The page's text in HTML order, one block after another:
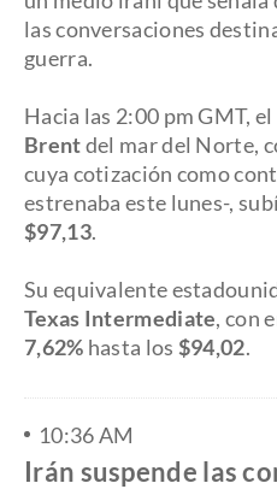
las conversaciones
guerra.
Hacia las 2:00 pm GMT,
Brentdel mar del Norte,
cuya cotización como
estrenaba este lunes-,
$97,13.
Su equivalente
Texas Intermediate, con
7,62% hasta los $94,02.
10:36 AM
Irán suspende las